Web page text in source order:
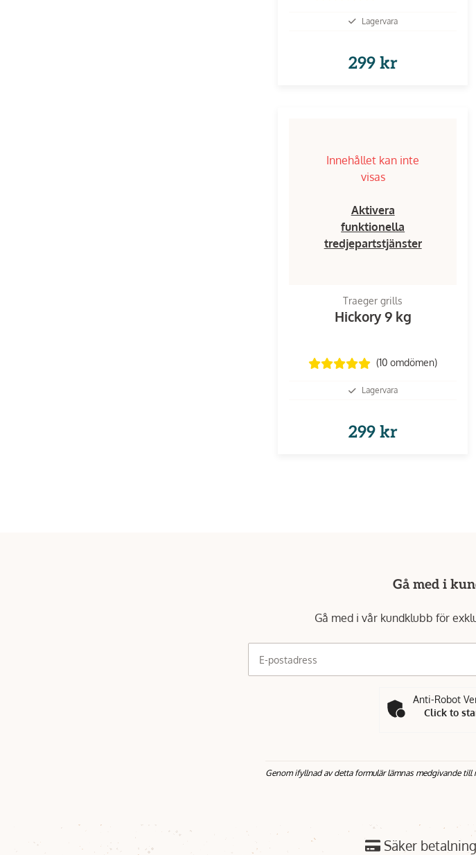
Lagervara
299 kr
Innehållet kan inte
visas
Aktivera
funktionella
tredjepartstjänster
Traeger grills
Hickory 9 kg
(10omdömen)
Lagervara
299 kr
Gå med i
Gå med i vår kundklubb för
E-postadress
Anti-Robot
Click to
Genom ifyllnad av detta formulär lämnas medgivande
Säker betalning